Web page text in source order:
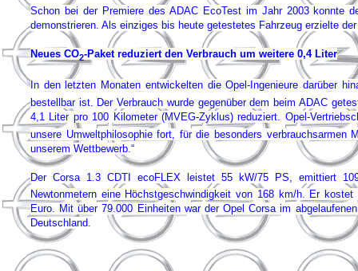
Schon bei der Premiere des ADAC EcoTest im Jahr 2003 konnte
demonstrieren. Als einziges bis heute getestetes Fahrzeug erzielte
Neues CO2-Paket reduziert den Verbrauch um weitere 0,4 Liter
In den letzten Monaten entwickelten die Opel-Ingenieure darüber
bestellbar ist. Der Verbrauch wurde gegenüber dem beim ADAC
4,1 Liter pro 100 Kilometer (MVEG-Zyklus) reduziert. Opel-
unsere Umweltphilosophie fort, für die besonders
unserem Wettbewerb.“
Der Corsa 1.3 CDTI ecoFLEX leistet 55 kW/75 PS, emittiert
Newtonmetern eine Höchstgeschwindigkeit von 168 km/h. Er
Euro. Mit über 79.000 Einheiten war der Opel Corsa im
Deutschland.